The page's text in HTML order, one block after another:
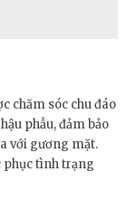
chăm sóc chu đáo
phẫu, đảm bảo
với gương mặt.
phục tình trạng